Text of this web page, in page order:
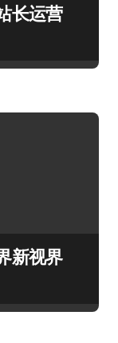
长运营
新视界